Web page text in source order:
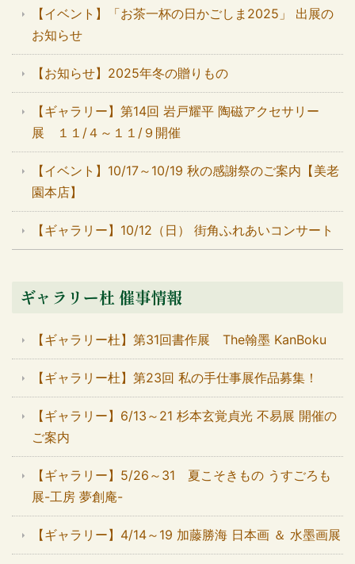
【イベント】「お茶一杯の日かごしま2025」 出展の
お知らせ
【お知らせ】2025年冬の贈りもの
【ギャラリー】第14回 岩戸耀平 陶磁アクセサリー
展 １１/４～１１/９開催
【イベント】10/17～10/19 秋の感謝祭のご案内【美老
園本店】
【ギャラリー】10/12（日） 街角ふれあいコンサート
ギャラリー杜 催事情報
【ギャラリー杜】第31回書作展 The翰墨 KanBoku
【ギャラリー杜】第23回 私の手仕事展作品募集！
【ギャラリー】6/13～21 杉本玄覚貞光 不易展 開催の
ご案内
【ギャラリー】5/26～31 夏こそきもの うすごろも
展-工房 夢創庵-
【ギャラリー】4/14～19 加藤勝海 日本画 ＆ 水墨画展